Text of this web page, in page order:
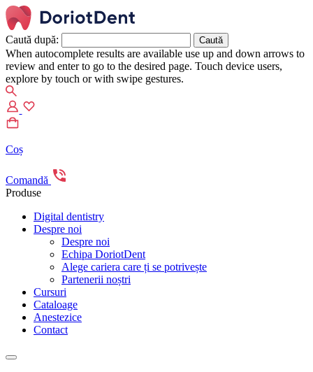
Caută după:
When autocomplete results are available use up and down arrows to
review and enter to go to the desired page. Touch device users,
explore by touch or with swipe gestures.
Coș
Comandă
Produse
Digital dentistry
Despre noi
Despre noi
Echipa DoriotDent
Alege cariera care ți se potrivește
Partenerii noștri
Cursuri
Cataloage
Anestezice
Contact